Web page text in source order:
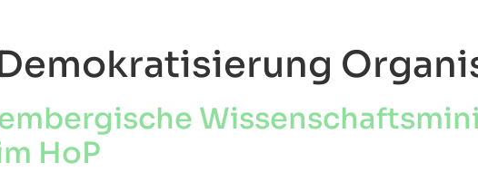
HoP